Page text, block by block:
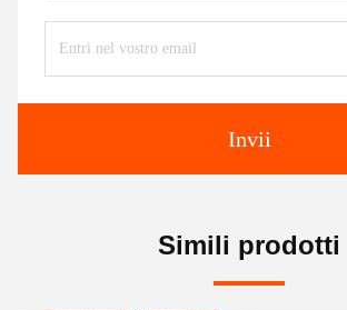
Invii
Simili prodotti